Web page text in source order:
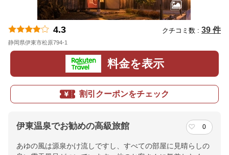
4.3 クチコミ数 : 39 件
静岡県伊東市松原794-1
料金を表示
割引クーポンをチェック
伊東温泉でお勧めの高級旅館 0
あゆの風は源泉かけ流しですし、すべての部屋に見晴らしの